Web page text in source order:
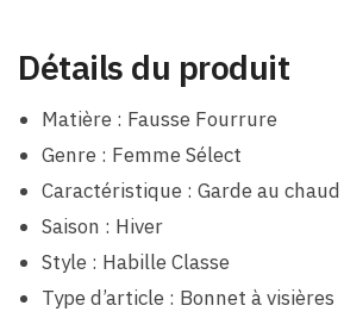
Détails du produit
Matière : Fausse Fourrure
Genre : Femme Sélect
Caractéristique : Garde au chaud
Saison : Hiver
Style : Habille Classe
Type d’article : Bonnet à visières